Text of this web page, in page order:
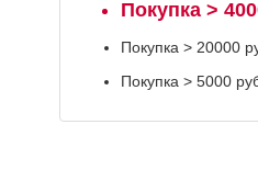
Покупка >
Покупка > 20000
Покупка > 5000